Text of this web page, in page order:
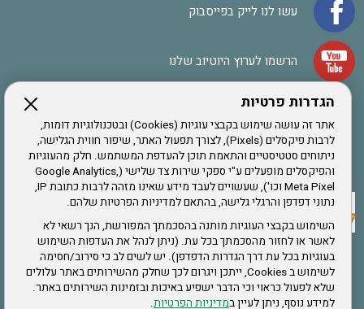
הגדרות פרטיות
אתר זה עושה שימוש בקבצי עוגיות (Cookies) ובטכנולוגיות דומות,
לרבות פיקסלים (Pixels), לצורך תפעול האתר, שיפור חווית הגלישה,
ניתוחים סטטיסטיים והתאמת תוכן להעדפת המשתמש. חלק מהעוגיות
והפיקסלים מופעלים ע"י ספקי שירות צד שלישי (Google Analytics,
Meta Pixel וכו'), שעשויים לעבד מידע שאינו מזהה לרבות כתובת IP,
נתוני דפדפן והרגלי גלישה, בהתאם למדיניות הפרטיות שלהם.
השימוש בקבצי העוגיות מותנה בהסכמתך המפורשת, הנך רשאי לא
לאשר או לחזור מהסכמתך בכל עת. (ניתן לנהל את העדפות השימוש
בעוגיות בכל עת דרך הגדרות הדפדפן). יש לשים לב כי סירוב/חסימה
לשימוש ב Cookies, ייתכן ויגרום לכך שחלק מהשירותים באתר עלולים
שלא לפעול כראוי וכי הדבר ישפיע באיכות ובזמינות השירותים באתר.
למידע נוסף, ניתן לעיין במדיניות הפרטיות.
עשו לנו לייק בפייסבוק
הרשמו לערוץ היוטיוב שלנו
אתר צה"ל
תקנון האתר
שירותים